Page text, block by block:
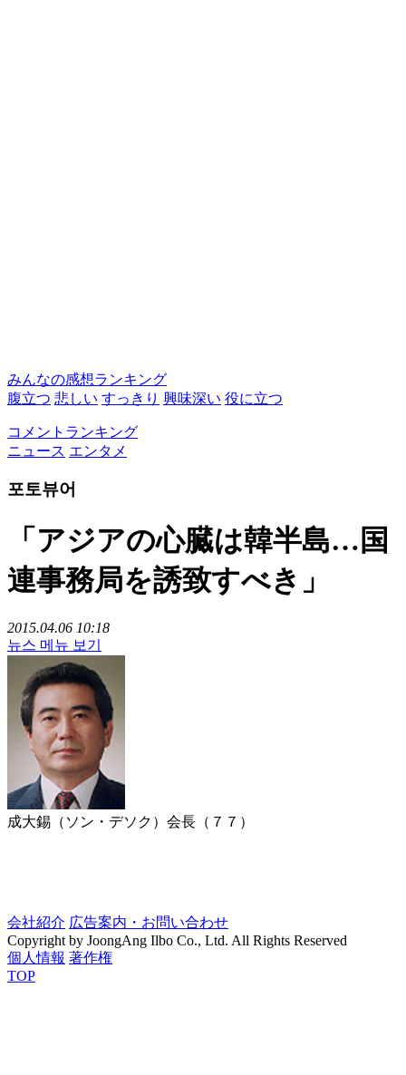
みんなの感想ランキング
腹立つ 悲しい すっきり 興味深い 役に立つ
コメントランキング
ニュース エンタメ
포토뷰어
「アジアの心臓は韓半島…国
連事務局を誘致すべき」
2015.04.06 10:18
뉴스 메뉴 보기
成大錫（ソン・デソク）会長（７７）
会社紹介 広告案内・お問い合わせ
Copyright by JoongAng Ilbo Co., Ltd. All Rights Reserved
個人情報 著作権
TOP